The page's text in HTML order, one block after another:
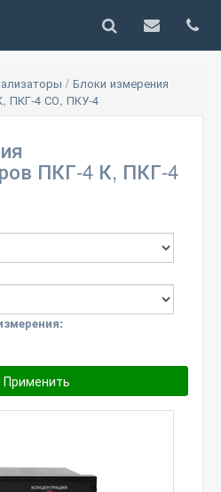
/ Блоки измерения
ПКГ-4 СО, ПКУ-4
ПКГ-4 К, ПКГ-4